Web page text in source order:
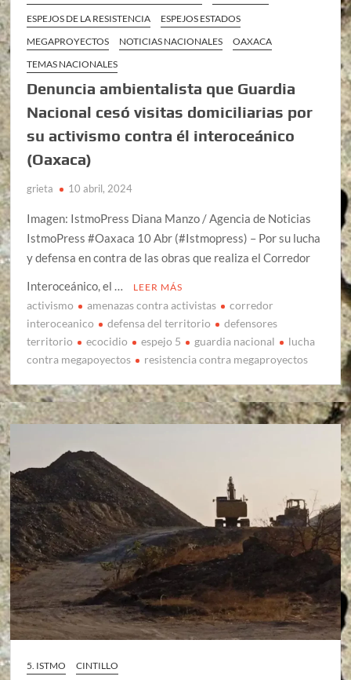
ESPEJOS DE LA RESISTENCIA
ESPEJOS ESTADOS
MEGAPROYECTOS
NOTICIAS NACIONALES
OAXACA
TEMAS NACIONALES
Denuncia ambientalista que Guardia
Nacional cesó visitas domiciliarias por
su activismo contra él interoceánico
(Oaxaca)
grieta 10 abril, 2024
Imagen: IstmoPress Diana Manzo / Agencia de Noticias
IstmoPress #Oaxaca 10 Abr (#Istmopress) – Por su lucha
y defensa en contra de las obras que realiza el Corredor
Interoceánico, el …
LEER MÁS
activismo amenazas contra activistas
corredor
interoceanico
defensa del territorio
defensores
territorio
ecocidio espejo 5 guardia nacional
lucha
contra megapoyectos
resistencia contra megaproyectos
5. ISTMO
CINTILLO